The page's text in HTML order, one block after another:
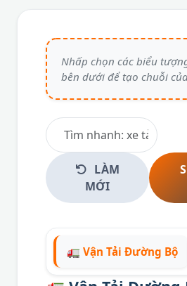
LÀM
MỚI
🚛 Vận Tải Đường Bộ